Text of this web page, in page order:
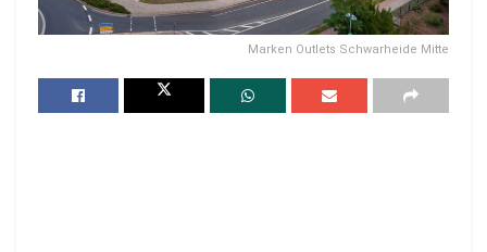
Marken Outlets Schwarheide Mitte